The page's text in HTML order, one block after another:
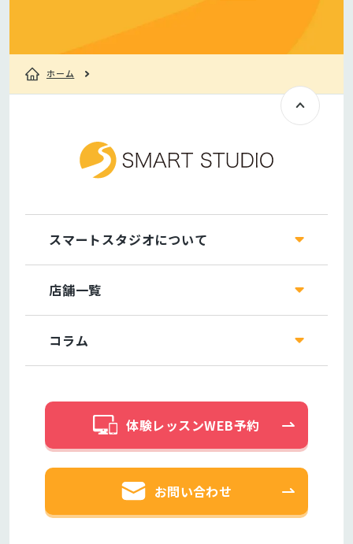
ホーム
スマートスタジオについて
店舗一覧
コラム
体験レッスンWEB予約
お問い合わせ